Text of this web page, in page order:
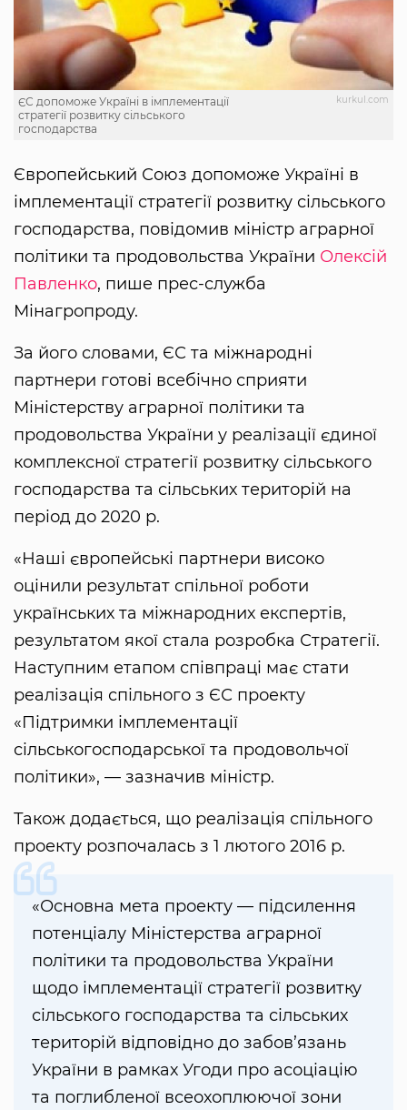
kurkul.com
ЄС допоможе Україні в імплементації
стратегії розвитку сільського
господарства
Європейський Союз допоможе Україні в
імплементації стратегії розвитку сільського
господарства, повідомив міністр аграрної
політики та продовольства України Олексій
Павленко, пише прес-служба
Мінагропроду.
За його словами, ЄС та міжнародні
партнери готові всебічно сприяти
Міністерству аграрної політики та
продовольства України у реалізації єдиної
комплексної стратегії розвитку сільського
господарства та сільських територій на
період до 2020 р.
«Наші європейські партнери високо
оцінили результат спільної роботи
українських та міжнародних експертів,
результатом якої стала розробка Стратегії.
Наступним етапом співпраці має стати
реалізація спільного з ЄС проекту
«Підтримки імплементації
сільськогосподарської та продовольчої
політики», — зазначив міністр.
Також додається, що реалізація спільного
проекту розпочалась з 1 лютого 2016 р.
«Основна мета проекту — підсилення
потенціалу Міністерства аграрної
політики та продовольства України
щодо імплементації стратегії розвитку
сільського господарства та сільських
територій відповідно до забов’язань
України в рамках Угоди про асоціацію
та поглибленої всеохоплюючої зони